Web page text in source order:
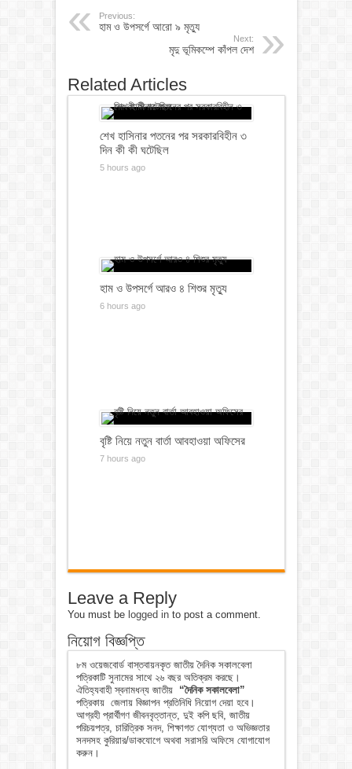
Previous:
হাম ও উপসর্গে আরো ৯ মৃত্যু
Next:
মৃদু ভূমিকম্পে কাঁপল দেশ
Related Articles
শেখ হাসিনার পতনের পর সরকারবিহীন ৩
দিন কী কী ঘটেছিল
5 hours ago
হাম ও উপসর্গে আরও ৪ শিশুর মৃত্যু
6 hours ago
বৃষ্টি নিয়ে নতুন বার্তা আবহাওয়া অফিসের
7 hours ago
Leave a Reply
You must be logged into post a comment.
নিয়োগ বিজ্ঞপ্তি
৮ম ওয়েজবোর্ড বাস্তবায়নকৃত জাতীয় দৈনিক সকালবেলা
পত্রিকাটি সুনামের সাথে ২৬ বছর অতিক্রম করছে।
ঐতিহ্যবাহী স্বনামধন্য জাতীয় “দৈনিক সকালবেলা”
পত্রিকায় জেলায় বিজ্ঞাপন প্রতিনিধি নিয়োগ দেয়া হবে।
আগ্রহী প্রার্থীগণ জীবনবৃত্তান্ত, দুই কপি ছবি, জাতীয়
পরিচয়পত্র, চারিত্রিক সনদ, শিক্ষাগত যোগ্যতা ও অভিজ্ঞতার
সনদসহ কুরিয়ার/ডাকযোগে অথবা সরাসরি অফিসে যোগাযোগ
করুন।